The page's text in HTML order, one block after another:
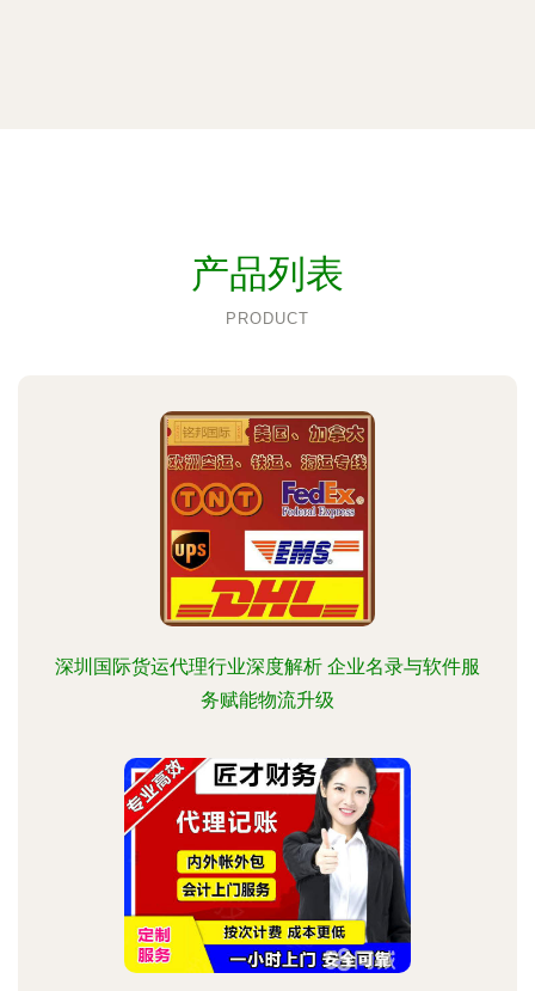
产品列表
PRODUCT
深圳国际货运代理行业深度解析 企业名录与软件服
务赋能物流升级